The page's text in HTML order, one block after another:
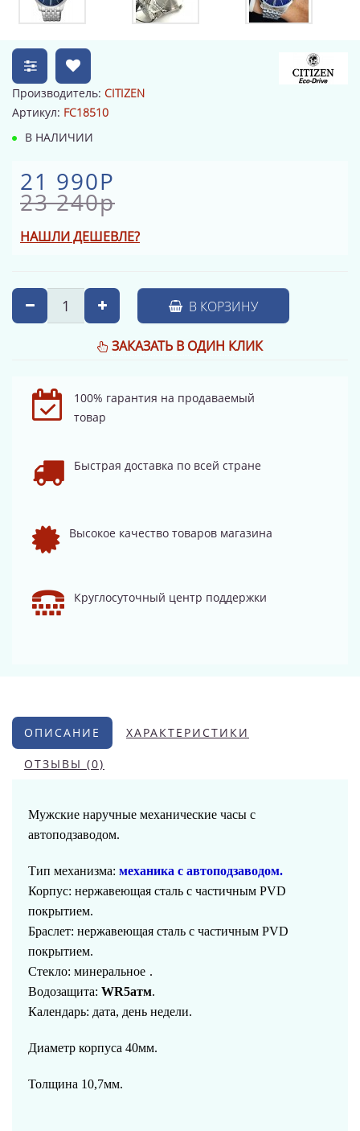
Производитель: CITIZEN
Артикул: FC18510
В НАЛИЧИИ
21 990Р
23 240р
НАШЛИ ДЕШЕВЛЕ?
В КОРЗИНУ
ЗАКАЗАТЬ В ОДИН КЛИК
100% гарантия на продаваемый
товар
Быстрая доставка по всей стране
Высокое качество товаров магазина
Круглосуточный центр поддержки
ОПИСАНИЕ ХАРАКТЕРИСТИКИ
ОТЗЫВЫ (0)
Мужские наручные механические часы с
автоподзаводом.
Тип механизма: механика с автоподзаводом.
Корпус: нержавеющая сталь с частичным PVD
покрытием.
Браслет: нержавеющая сталь с частичным PVD
покрытием.
Стекло: минеральное .
Водозащита: WR5атм.
Календарь: дата, день недели.
Диаметр корпуса 40мм.
Толщина 10,7мм.